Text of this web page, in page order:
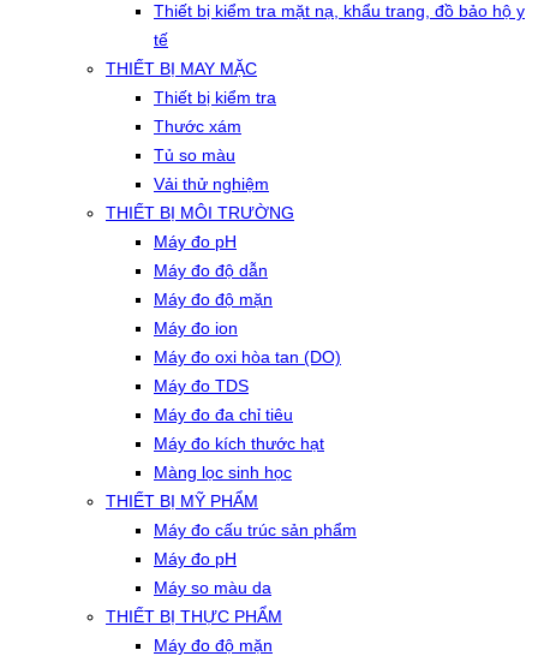
Thiết bị kiểm tra mặt nạ, khẩu trang, đồ bảo hộ y
tế
THIẾT BỊ MAY MẶC
Thiết bị kiểm tra
Thước xám
Tủ so màu
Vải thử nghiệm
THIẾT BỊ MÔI TRƯỜNG
Máy đo pH
Máy đo độ dẫn
Máy đo độ mặn
Máy đo ion
Máy đo oxi hòa tan (DO)
Máy đo TDS
Máy đo đa chỉ tiêu
Máy đo kích thước hạt
Màng lọc sinh học
THIẾT BỊ MỸ PHẨM
Máy đo cấu trúc sản phẩm
Máy đo pH
Máy so màu da
THIẾT BỊ THỰC PHẨM
Máy đo độ mặn